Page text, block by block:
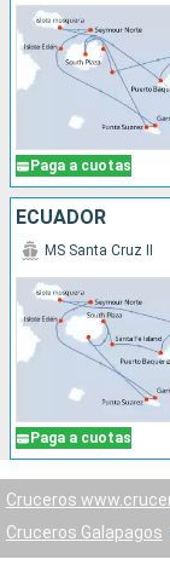
Paga a cuotas
ECUADOR
Paga a cuotas
MS Santa Cruz II
Cruceros
Cruceros Galapagos